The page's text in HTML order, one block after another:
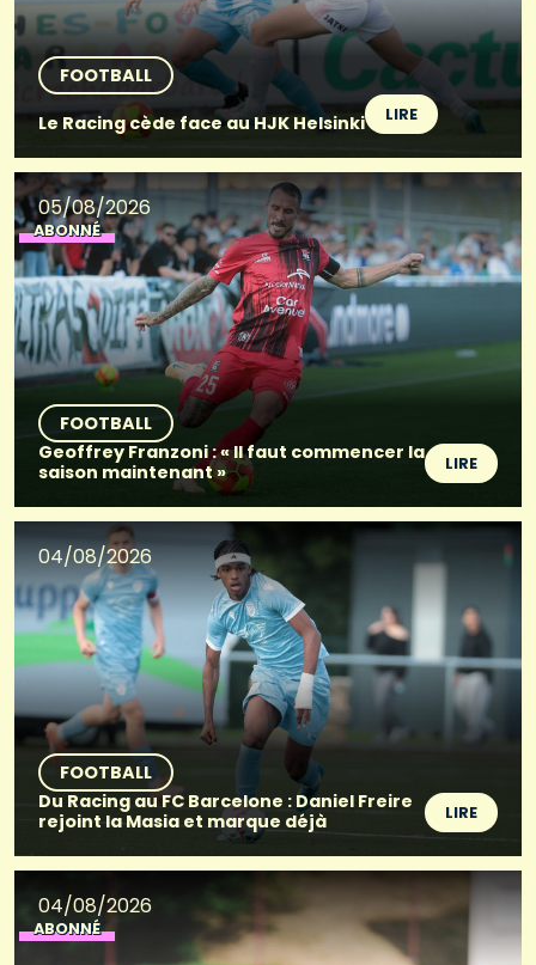
FOOTBALL
Le Racing cède face au HJK Helsinki
LIRE
05/08/2026
ABONNÉ
FOOTBALL
Geoffrey Franzoni : « Il faut commencer la
saison maintenant »
LIRE
04/08/2026
FOOTBALL
Du Racing au FC Barcelone : Daniel Freire
rejoint la Masia et marque déjà
LIRE
04/08/2026
ABONNÉ